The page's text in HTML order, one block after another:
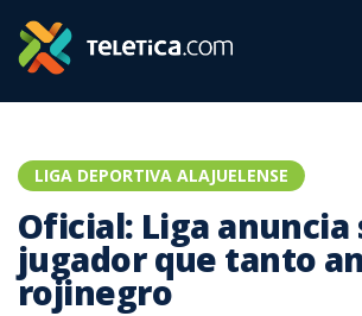
LIGA DEPORTIVA ALAJUELENSE
Oficial: Liga anuncia
jugador que tanto
rojinegro